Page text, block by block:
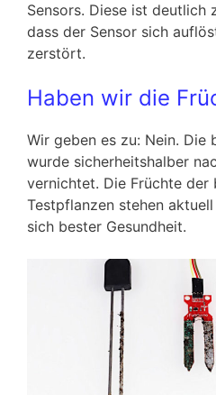
Sensors. Diese ist deutlich
dass der Sensor sich
zerstört.
Haben wir die
Wir geben es zu: Nein. Die
wurde sicherheitshalber
vernichtet. Die Früchte der
Testpflanzen stehen
sich bester Gesundheit.